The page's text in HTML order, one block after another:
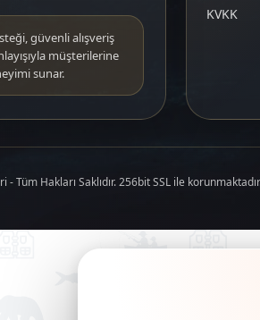
güvenli alışveriş
müşterilerine
sunar.
KVKK
Tüm Hakları Saklıdır. 256bit SSL ile